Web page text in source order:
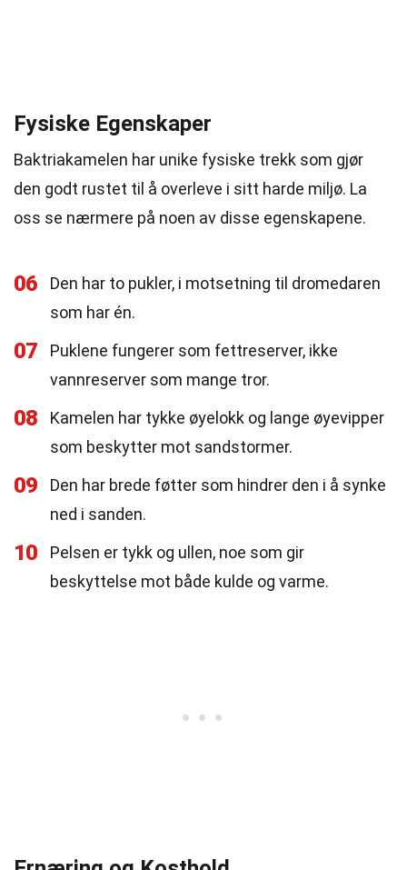
Fysiske Egenskaper
Baktriakamelen har unike fysiske trekk som gjør
den godt rustet til å overleve i sitt harde miljø. La
oss se nærmere på noen av disse egenskapene.
06
Den har to pukler, i motsetning til dromedaren
som har én.
07
Puklene fungerer som fettreserver, ikke
vannreserver som mange tror.
08
Kamelen har tykke øyelokk og lange øyevipper
som beskytter mot sandstormer.
09
Den har brede føtter som hindrer den i å synke
ned i sanden.
10
Pelsen er tykk og ullen, noe som gir
beskyttelse mot både kulde og varme.